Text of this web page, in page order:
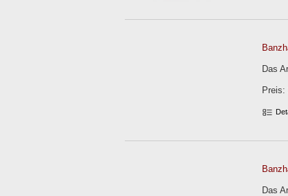
Das
Preis:
Das